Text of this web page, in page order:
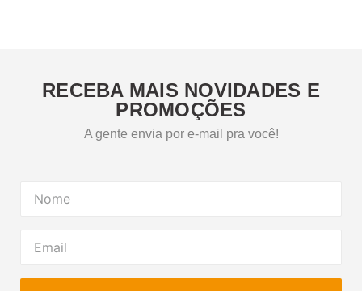
RECEBA MAIS NOVIDADES E
PROMOÇÕES
A gente envia por e-mail pra você!